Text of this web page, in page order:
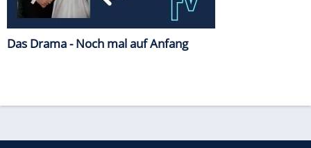
Das Drama - Noch mal auf Anfang